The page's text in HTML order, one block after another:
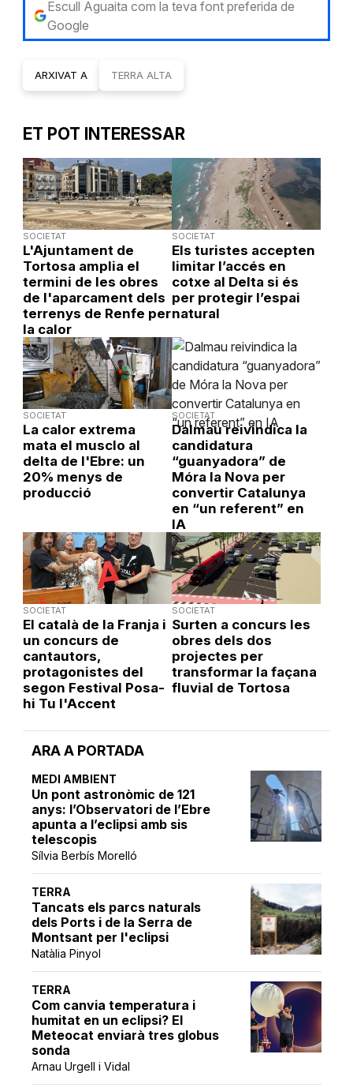
ARA A PORTADA
MEDI AMBIENT
Un pont astronòmic de 121
anys: l’Observatori de l’Ebre
apunta a l’eclipsi amb sis
telescopis
Sílvia Berbís Morelló
TERRA
Tancats els parcs naturals
dels Ports i de la Serra de
Montsant per l'eclipsi
Natàlia Pinyol
TERRA
Com canvia temperatura i
humitat en un eclipsi? El
Meteocat enviarà tres globus
sonda
Arnau Urgell i Vidal
Escull Aguaita com la teva font preferida de
Google
ARXIVAT A TERRA ALTA
ET POT INTERESSAR
SOCIETAT
L'Ajuntament de
Tortosa amplia el
termini de les obres
de l'aparcament dels
terrenys de Renfe per
la calor
SOCIETAT
Els turistes accepten
limitar l’accés en
cotxe al Delta si és
per protegir l’espai
natural
SOCIETAT
La calor extrema
mata el musclo al
delta de l'Ebre: un
20% menys de
producció
SOCIETAT
Dalmau reivindica la
candidatura
“guanyadora” de
Móra la Nova per
convertir Catalunya
en “un referent” en
IA
SOCIETAT
El català de la Franja i
un concurs de
cantautors,
protagonistes del
segon Festival Posa-
hi Tu l'Accent
SOCIETAT
Surten a concurs les
obres dels dos
projectes per
transformar la façana
fluvial de Tortosa